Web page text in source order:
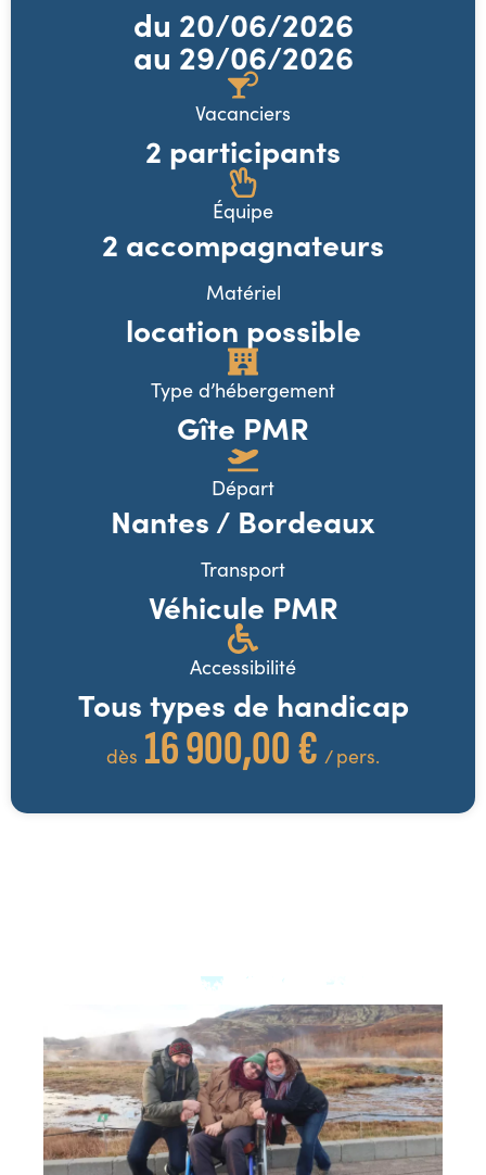
du 20/06/2026
au 29/06/2026
Vacanciers
2 participants
Équipe
2 accompagnateurs
Matériel
location possible
Type d’hébergement
Gîte PMR
Départ
Nantes / Bordeaux
Transport
Véhicule PMR
Accessibilité
Tous types de handicap
dès 16 900,00 € / pers.